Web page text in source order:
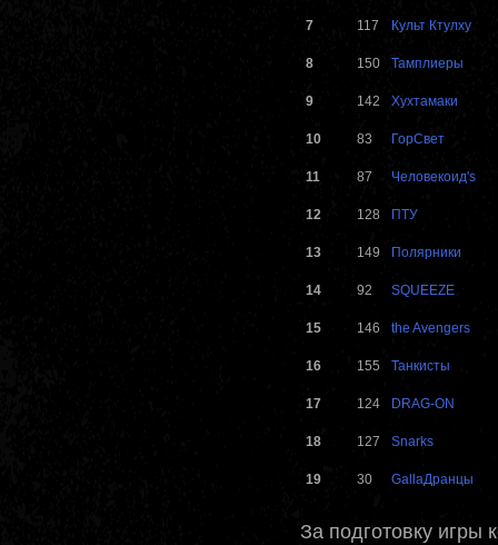
7 117 Культ Ктулху
8 150 Тамплиеры
9 142 Хухтамаки
10 83 ГорСвет
11 87 Человекоид's
12 128 ПТУ
13 149 Полярники
14 92 SQUEEZE
15 146 the Avengers
16 155 Танкисты
17 124 DRAG-ON
18 127 Snarks
19 30 GallaДранцы
За подготовку игры